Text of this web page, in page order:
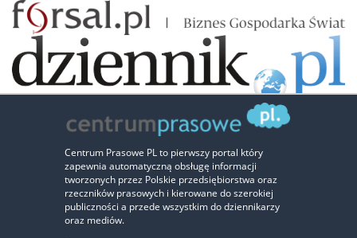
Zaufali nam:
Centrum Prasowe PL to pierwszy portal który
zapewnia automatyczną obsługę informacji
tworzonych przez Polskie przedsiębiorstwa oraz
rzeczników prasowych i kierowane do szerokiej
publiczności a przede wszystkim do dziennikarzy
oraz mediów.